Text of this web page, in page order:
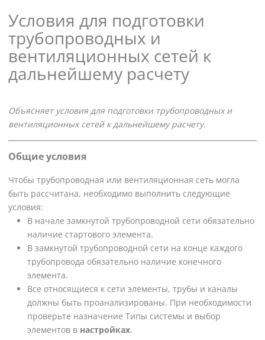
Условия для подготовки
трубопроводных и
вентиляционных сетей к
дальнейшему расчету
Объясняет условия для подготовки трубопроводных и
вентиляционных сетей к дальнейшему расчету.
Общие условия
Чтобы трубопроводная или вентиляционная сеть могла
быть рассчитана, необходимо выполнить следующие
условия:
В начале замкнутой трубопроводной сети обязательно
наличие стартового элемента.
В замкнутой трубопроводной сети на конце каждого
трубопровода обязательно наличие конечного
элемента.
Все относящиеся к сети элементы, трубы и каналы
должны быть проанализированы. При необходимости
проверьте назначение Типы системы и выбор
элементов в настройках.